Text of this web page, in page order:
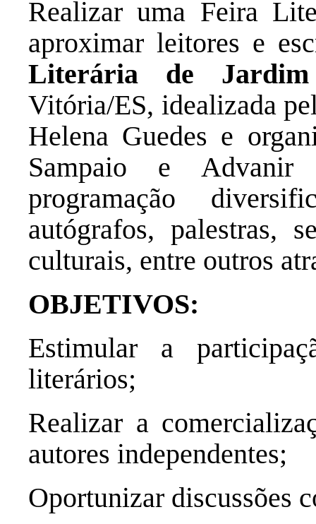
Realizar uma Feira
aproximar leitores e
Literária de
Vitória/ES, idealizada
Helena Guedes e
Sampaio e
programação
autógrafos, palestras,
culturais, entre outros
OBJETIVOS:
Estimular a
literários;
Realizar a
autores independentes;
Oportunizar discussões